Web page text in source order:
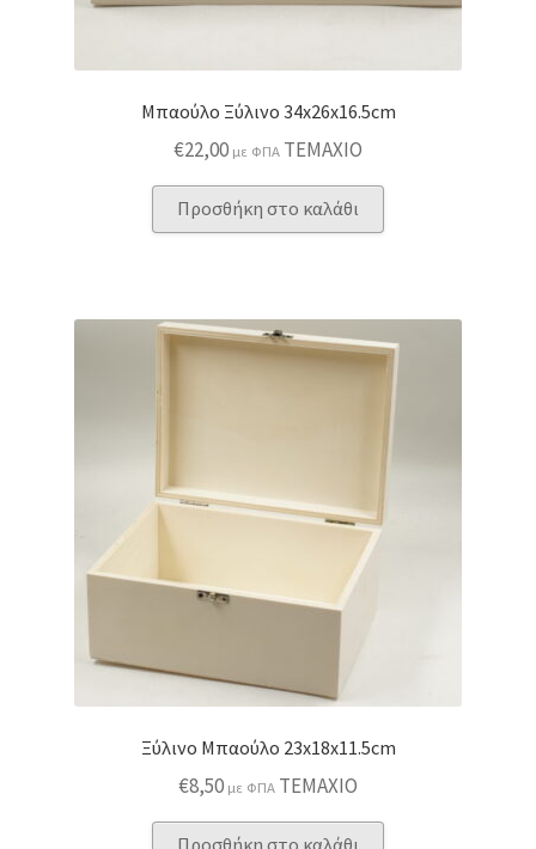
Μπαούλο Ξύλινο 34x26x16.5cm
€22,00 με ΦΠΑ ΤΕΜΑΧΙΟ
Προσθήκη στο καλάθι
Ξύλινο Μπαούλο 23x18x11.5cm
€8,50 με ΦΠΑ ΤΕΜΑΧΙΟ